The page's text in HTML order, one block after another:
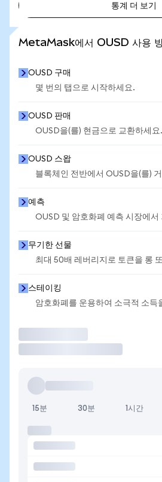
통계 더 보기
MetaMask에서 OUSD 사용
OUSD 구매
몇 번의 탭으로 시작하세요.
OUSD 판매
OUSD을(를) 현금으로 교환하세요.
OUSD 스왑
블록체인 전반에서 OUSD을(를)
예측
OUSD 및 암호화폐 예측 시장에서
무기한 선물
최대 50배 레버리지로 토큰을 롱
스테이킹
암호화폐를 운용하여 소극적 소득
15분 30분 1시간